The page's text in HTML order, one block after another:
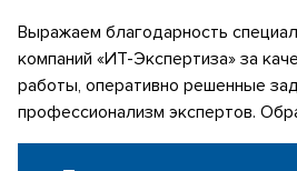
Выражаем благодарность
компаний «ИТ-Экспертиза» за
работы, оперативно решенные
профессионализм экспертов.